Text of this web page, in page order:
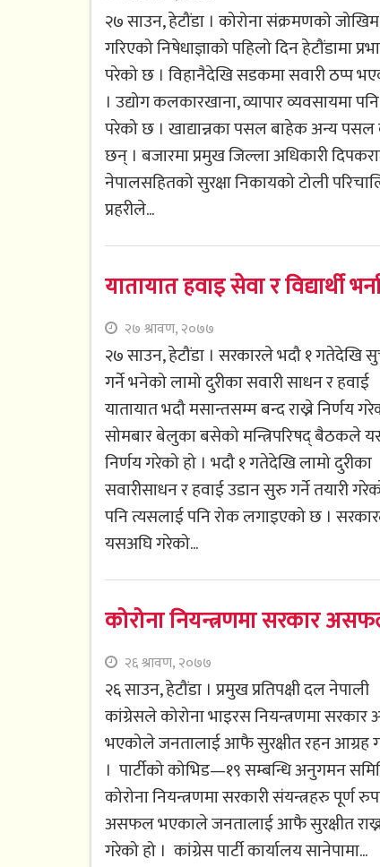
२७ साउन, हेटौंडा । कोरोना संक्रमणको
गरिएको निषेधाज्ञाको पहिलो दिन हेटौंडामा
परेको छ । विहानैदेखि सडकमा सवारी ठप्प
। उद्योग कलकारखाना, व्यापार व्यवसायमा
परेको छ । खाद्यान्नका पसल बाहेक अन्य पसल
छन् । बजारमा प्रमुख जिल्ला अधिकारी
नेपालसहितको सुरक्षा निकायको टोली
प्रहरीले...
यातायात हवाइ सेवा र विद्यार्थी
२७ श्रावण, २०७७
२७ साउन, हेटौंडा । सरकारले भदौ १ गतेदेखि
गर्ने भनेको लामो दुरीका सवारी साधन र हवाई
यातायात भदौ मसान्तसम्म बन्द राख्ने निर्णय
सोमबार बेलुका बसेको मन्त्रिपरिषद् बैठकले
निर्णय गरेको हो । भदौ १ गतेदेखि लामो दुरीका
सवारीसाधन र हवाई उडान सुरु गर्ने तयारी
पनि त्यसलाई पनि रोक लगाइएको छ ।
यसअघि गरेको...
कोरोना नियन्त्रणमा सरकार
२६ श्रावण, २०७७
२६ साउन, हेटौंडा । प्रमुख प्रतिपक्षी दल नेपाली
कांग्रेसले कोरोना भाइरस नियन्त्रणमा
भएकोले जनतालाई आफै सुरक्षीत रहन आग्रह
। पार्टीको कोभिड—१९ सम्बन्धि अनुगमन
कोरोना नियन्त्रणमा सरकारी संयन्त्रहरु पूर्ण
असफल भएकाले जनतालाई आफै सुरक्षीत
गरेको हो । कांग्रेस पार्टी कार्यालय सानेपामा...